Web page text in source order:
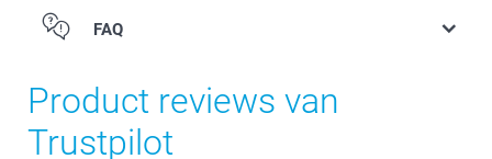
FAQ
Product reviews van
Trustpilot